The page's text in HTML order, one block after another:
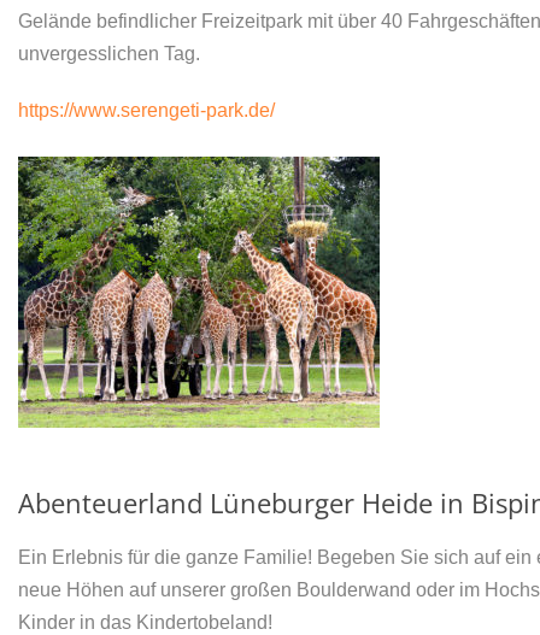
Gelände befindlicher Freizeitpark mit über 40
unvergesslichen Tag.
https://www.serengeti-park.de/
Abenteuerland Lüneburger Heide in
Ein Erlebnis für die ganze Familie! Begeben Sie sich auf
neue Höhen auf unserer großen Boulderwand oder im
Kinder in das Kindertobeland!